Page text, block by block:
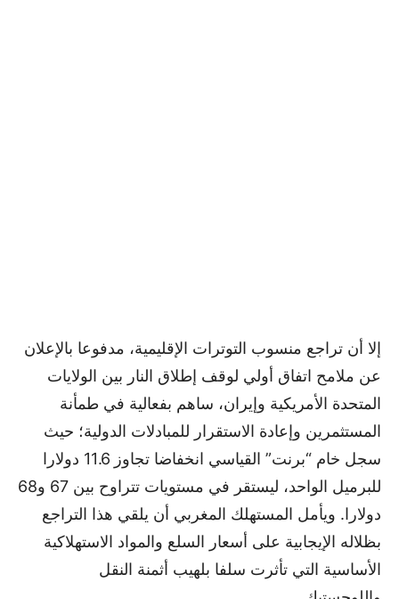
إلا أن تراجع منسوب التوترات الإقليمية، مدفوعا بالإعلان
عن ملامح اتفاق أولي لوقف إطلاق النار بين الولايات
المتحدة الأمريكية وإيران، ساهم بفعالية في طمأنة
المستثمرين وإعادة الاستقرار للمبادلات الدولية؛ حيث
سجل خام “برنت” القياسي انخفاضا تجاوز 11.6 دولارا
للبرميل الواحد، ليستقر في مستويات تتراوح بين 67 و68
دولارا. ويأمل المستهلك المغربي أن يلقي هذا التراجع
بظلاله الإيجابية على أسعار السلع والمواد الاستهلاكية
الأساسية التي تأثرت سلفا بلهيب أثمنة النقل